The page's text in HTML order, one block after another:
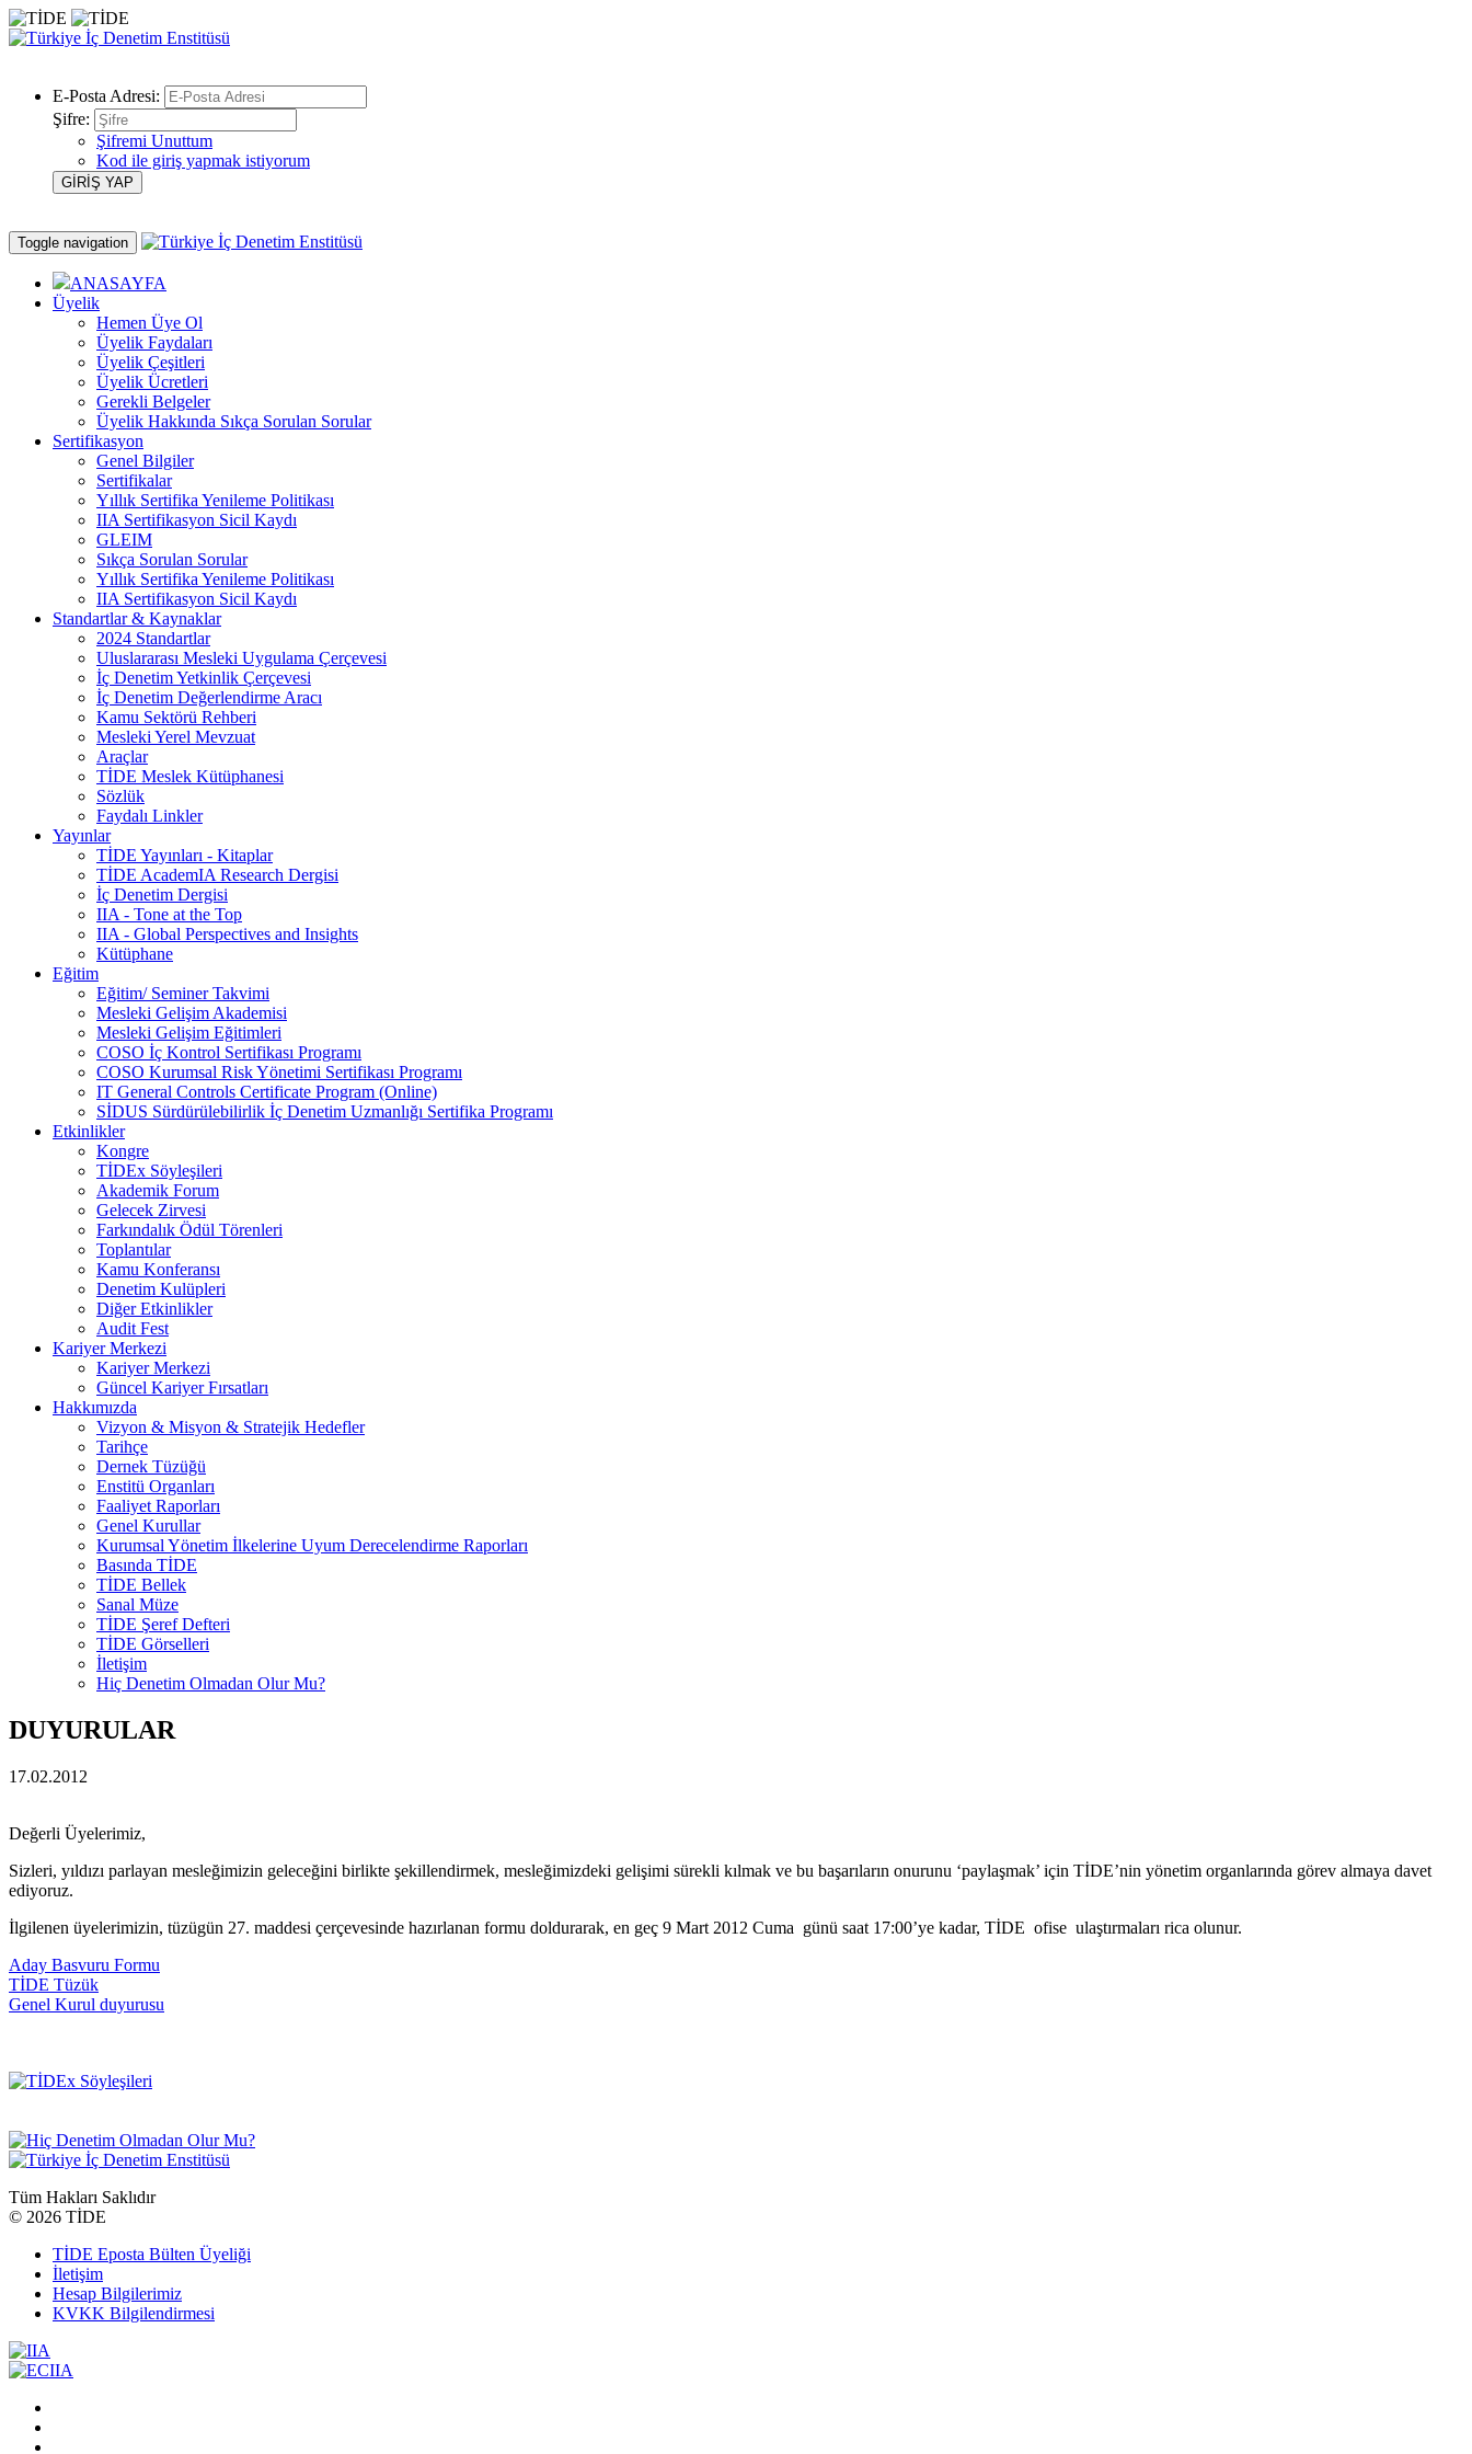
E-Posta Adresi:
Şifre:
Şifremi Unuttum
Kod ile giriş yapmak istiyorum
Toggle navigation
ANASAYFA
Üyelik
Hemen Üye Ol
Üyelik Faydaları
Üyelik Çeşitleri
Üyelik Ücretleri
Gerekli Belgeler
Üyelik Hakkında Sıkça Sorulan Sorular
Sertifikasyon
Genel Bilgiler
Sertifikalar
Yıllık Sertifika Yenileme Politikası
IIA Sertifikasyon Sicil Kaydı
GLEIM
Sıkça Sorulan Sorular
Yıllık Sertifika Yenileme Politikası
IIA Sertifikasyon Sicil Kaydı
Standartlar & Kaynaklar
2024 Standartlar
Uluslararası Mesleki Uygulama Çerçevesi
İç Denetim Yetkinlik Çerçevesi
İç Denetim Değerlendirme Aracı
Kamu Sektörü Rehberi
Mesleki Yerel Mevzuat
Araçlar
TİDE Meslek Kütüphanesi
Sözlük
Faydalı Linkler
Yayınlar
TİDE Yayınları - Kitaplar
TİDE AcademIA Research Dergisi
İç Denetim Dergisi
IIA - Tone at the Top
IIA - Global Perspectives and Insights
Kütüphane
Eğitim
Eğitim/ Seminer Takvimi
Mesleki Gelişim Akademisi
Mesleki Gelişim Eğitimleri
COSO İç Kontrol Sertifikası Programı
COSO Kurumsal Risk Yönetimi Sertifikası Programı
IT General Controls Certificate Program (Online)
SİDUS Sürdürülebilirlik İç Denetim Uzmanlığı Sertifika Programı
Etkinlikler
Kongre
TİDEx Söyleşileri
Akademik Forum
Gelecek Zirvesi
Farkındalık Ödül Törenleri
Toplantılar
Kamu Konferansı
Denetim Kulüpleri
Diğer Etkinlikler
Audit Fest
Kariyer Merkezi
Kariyer Merkezi
Güncel Kariyer Fırsatları
Hakkımızda
Vizyon & Misyon & Stratejik Hedefler
Tarihçe
Dernek Tüzüğü
Enstitü Organları
Faaliyet Raporları
Genel Kurullar
Kurumsal Yönetim İlkelerine Uyum Derecelendirme Raporları
Basında TİDE
TİDE Bellek
Sanal Müze
TİDE Şeref Defteri
TİDE Görselleri
İletişim
Hiç Denetim Olmadan Olur Mu?
DUYURULAR
17.02.2012
Değerli Üyelerimiz,
Sizleri, yıldızı parlayan mesleğimizin geleceğini birlikte şekillendirmek, mesleğimizdeki gelişimi sürekli kılmak ve bu başarıların onurunu ‘paylaşmak’ için TİDE’nin yönetim organlarında görev almaya davet
ediyoruz.
İlgilenen üyelerimizin, tüzügün 27. maddesi çerçevesinde hazırlanan formu doldurarak, en geç 9 Mart 2012 Cuma günü saat 17:00’ye kadar, TİDE ofise ulaştırmaları rica olunur.
Aday Basvuru Formu
TİDE Tüzük
Genel Kurul duyurusu
Tüm Hakları Saklıdır
© 2026 TİDE
TİDE Eposta Bülten Üyeliği
İletişim
Hesap Bilgilerimiz
KVKK Bilgilendirmesi